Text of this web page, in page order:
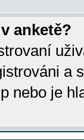
anketě?
a
nebo je